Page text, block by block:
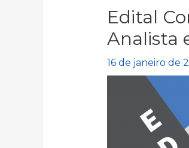
Edital
Analista
16 de janeiro de